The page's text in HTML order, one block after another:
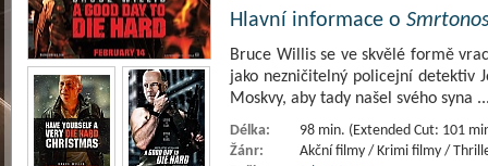
Hlavní informace o
Bruce Willis se ve skvělé formě
jako nezničitelný policejní detektiv
Moskvy, aby tady našel svého syna
Délka:
98 min. (Extended Cut: 101
Žánr:
Akční filmy / Krimi filmy /